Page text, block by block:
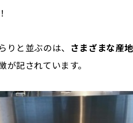
と並ぶのは、 さまざまな産
記されています。